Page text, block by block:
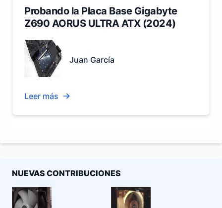
Probando la Placa Base Gigabyte
Z690 AORUS ULTRA ATX (2024)
Juan García
Leer más
NUEVAS CONTRIBUCIONES